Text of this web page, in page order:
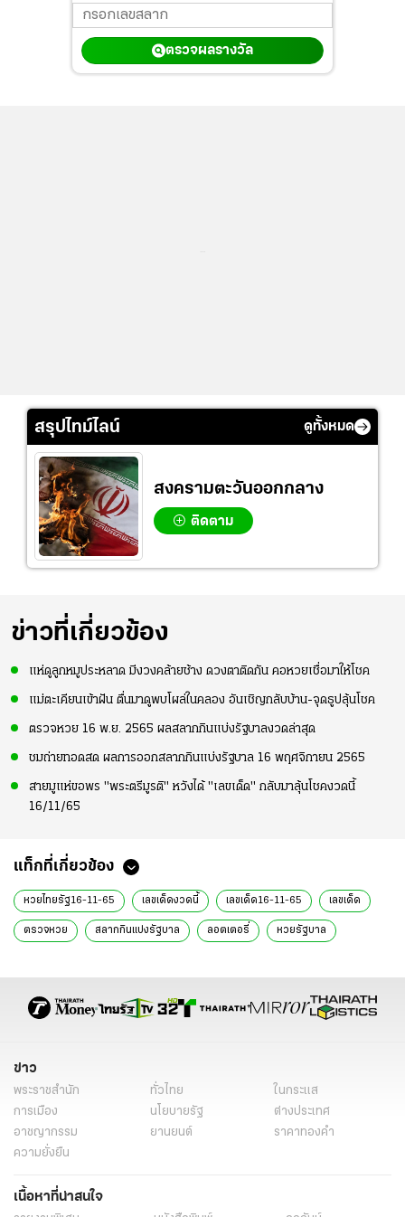
ตรวจผลรางวัล
สรุปไทม์ไลน์ ดูทั้งหมด
สงครามตะวันออกกลาง
ติดตาม
ข่าวที่เกี่ยวข้อง
แห่ดูลูกหมูประหลาด มีงวงคล้ายช้าง ดวงตาติดกัน คอหวยเชื่อมาให้โชค
แม่ตะเคียนเข้าฝัน ตื่นมาดูพบโผล่ในคลอง อันเชิญกลับบ้าน-จุดธูปลุ้นโชค
ตรวจหวย 16 พ.ย. 2565 ผลสลากกินแบ่งรัฐบาลงวดล่าสุด
ชมถ่ายทอดสด ผลการออกสลากกินแบ่งรัฐบาล 16 พฤศจิกายน 2565
สายมูแห่ขอพร "พระตรีมูรติ" หวังได้ "เลขเด็ด" กลับมาลุ้นโชคงวดนี้
16/11/65
แท็กที่เกี่ยวข้อง
หวยไทยรัฐ16-11-65 เลขเด็ดงวดนี้ เลขเด็ด16-11-65 เลขเด็ด
ตรวจหวย สลากกินแบ่งรัฐบาล ลอตเตอรี่ หวยรัฐบาล
อาศรมฤาษีเณร เลขเด็ดฤาษีเณร คําชะโนด
ข่าว
พระราชสำนัก ทั่วไทย
ในกระแส
การเมือง
นโยบายรัฐ
ต่างประเทศ
อาชญากรรม
ยานยนต์
ราคาทองคำ
ความยั่งยืน
เนื้อหาที่น่าสนใจ